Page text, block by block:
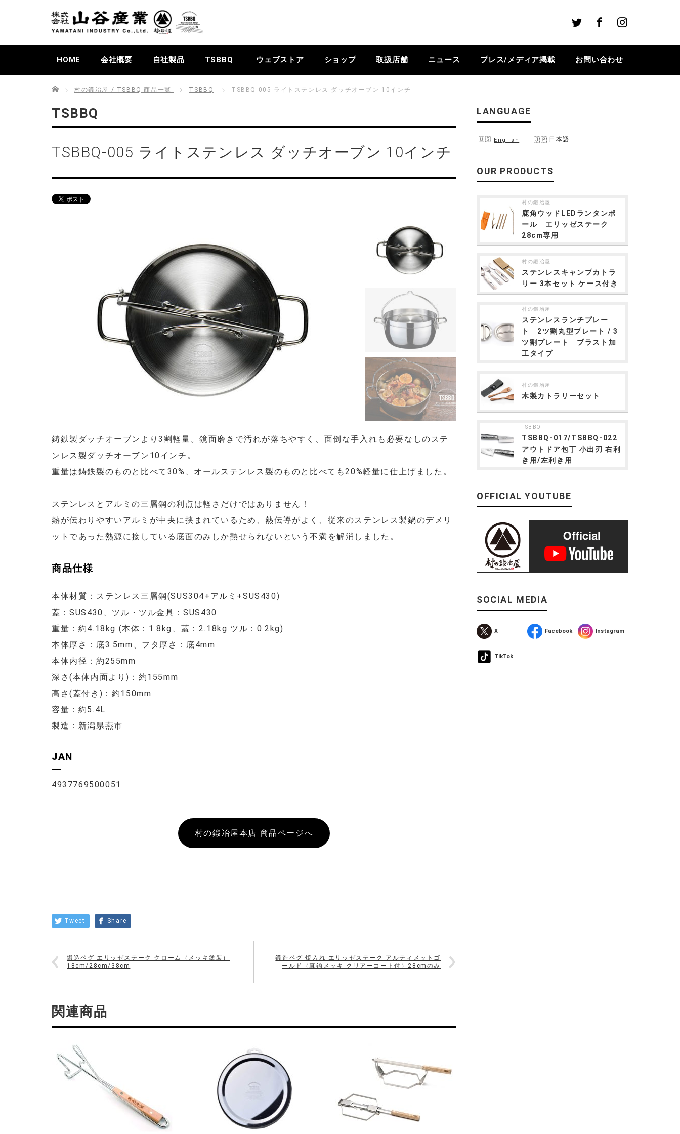
Instagram
HOME 会社概要 自社製品 TSBBQ ウェブストア ショップ 取扱店舗 ニュース プレス/メディア掲載 お問い合わせ
Home 村の鍛冶屋 / TSBBQ 商品一覧 TSBBQ TSBBQ-005 ライトステンレス ダッチオーブン 10インチ
TSBBQ
TSBBQ-005 ライトステンレス ダッチオーブン 10インチ
鋳鉄製ダッチオーブンより3割軽量。鏡面磨きで汚れが落ちやすく、面倒な手入れも必要なしのステ
ンレス製ダッチオーブン10インチ。
重量は鋳鉄製のものと比べて30%、オールステンレス製のものと比べても20%軽量に仕上げました。
ステンレスとアルミの三層鋼の利点は軽さだけではありません！
熱が伝わりやすいアルミが中央に挟まれているため、熱伝導がよく、従来のステンレス製鍋のデメリ
ットであった熱源に接している底面のみしか熱せられないという不満を解消しました。
商品仕様
本体材質：ステンレス三層鋼(SUS304+アルミ+SUS430)
蓋：SUS430、ツル・ツル金具：SUS430
重量：約4.18kg (本体：1.8kg、蓋：2.18kg ツル：0.2kg)
本体厚さ：底3.5mm、フタ厚さ：底4mm
本体内径：約255mm
深さ(本体内面より)：約155mm
高さ(蓋付き)：約150mm
容量：約5.4L
製造：新潟県燕市
JAN
4937769500051
村の鍛冶屋本店 商品ページへ
Tweet Share
鍛造ペグ エリッゼステーク クローム（メッキ塗装）
18cm/28cm/38cm
鍛造ペグ 焼入れ エリッゼステーク アルティメットゴ
ールド（真鍮メッキ クリアーコート付）28cmのみ
関連商品
LANGUAGE
English 日本語
OUR PRODUCTS
村の鍛冶屋
鹿角ウッドLEDランタンポ
ール エリッゼステーク
28cm専用
村の鍛冶屋
ステンレスキャンプカトラ
リー 3本セット ケース付き
村の鍛冶屋
ステンレスランチプレー
ト 2ツ割丸型プレート / 3
ツ割プレート ブラスト加
工タイプ
村の鍛冶屋
木製カトラリーセット
TSBBQ
TSBBQ-017/TSBBQ-022
アウトドア包丁 小出刃 右利
き用/左利き用
OFFICIAL YOUTUBE
SOCIAL MEDIA
X Facebook Instagram
TikTok